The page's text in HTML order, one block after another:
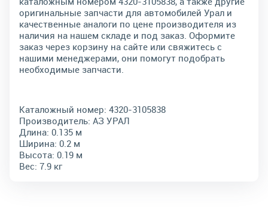
оригинальные запчасти для автомобилей Урал и
качественные аналоги по цене производителя из
наличия на нашем складе и под заказ. Оформите
заказ через корзину на сайте или свяжитесь с
нашими менеджерами, они помогут подобрать
необходимые запчасти.
Каталожный номер: 4320-3105838
Производитель: АЗ УРАЛ
Длина: 0.135 м
Ширина: 0.2 м
Высота: 0.19 м
Вес: 7.9 кг